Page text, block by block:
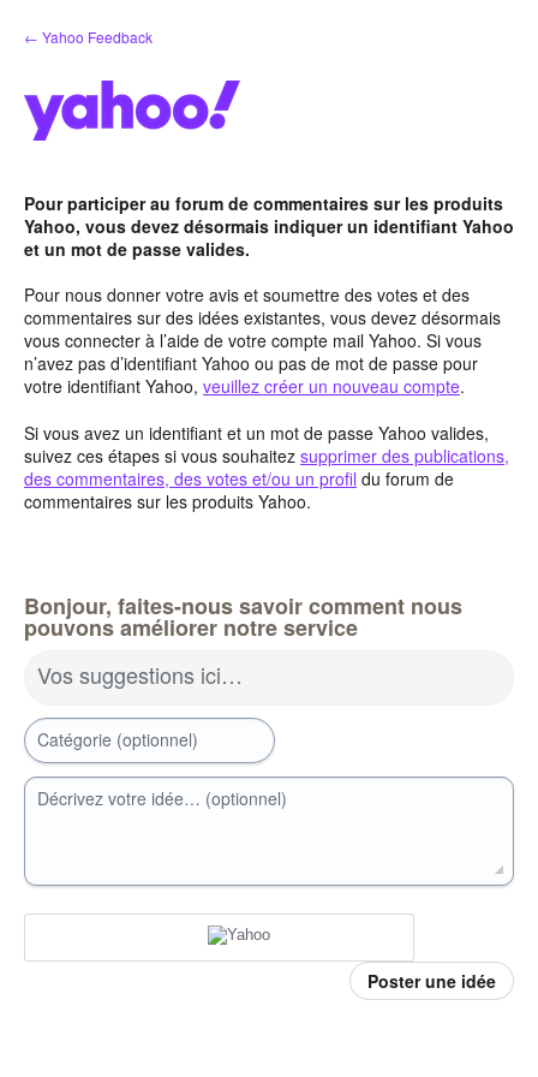
Aller
au
← Yahoo Feedback
Pour participer au forum de commentaires sur les produits
Yahoo, vous devez désormais indiquer un identifiant Yahoo
et un mot de passe valides.
Pour nous donner votre avis et soumettre des votes et des
commentaires sur des idées existantes, vous devez désormais
vous connecter à l’aide de votre compte mail Yahoo. Si vous
n’avez pas d’identifiant Yahoo ou pas de mot de passe pour
votre identifiant Yahoo, veuillez créer un nouveau compte.
Si vous avez un identifiant et un mot de passe Yahoo valides,
suivez ces étapes si vous souhaitez supprimer des publications,
des commentaires, des votes et/ou un profil du forum de
commentaires sur les produits Yahoo.
Bonjour, faites-nous savoir comment nous
pouvons améliorer notre service
Vos suggestions ici…
Catégorie (optionnel)
Décrivez votre idée… (optionnel)
Poster une idée